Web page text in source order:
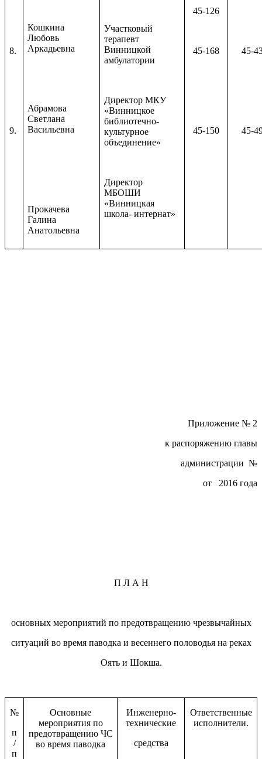
8.
9.
Кошкина
Любовь
Аркадьевна
Абрамова
Светлана
Васильевна
Прокачева
Галина
Анатольевна
Участковый
терапевт
Винницкой
амбулатории
Директор МКУ
«Винницкое
библиотечно-
культурное
объединение»
Директор
МБОШИ
«Винницкая
школа- интернат»
45-126
45-168
45-150
45-
45-
Приложение № 2
к распоряжению главы
администрации №
от 2016 года
П Л А Н
основных мероприятий по предотвращению чрезвычайных
ситуаций во время паводка и весеннего половодья на реках
Оять и Шокша.
№
п
/
п
Основные
мероприятия по
предотвращению ЧС
во время паводка
Инженерно-
технические
средства
Ответственные
исполнители.